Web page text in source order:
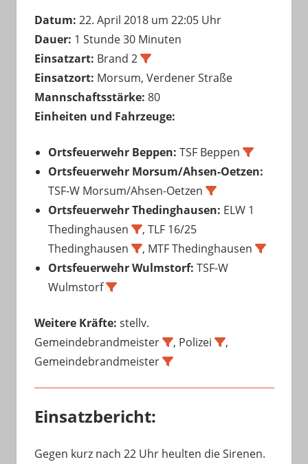
Datum: 22. April 2018 um 22:05 Uhr
Dauer: 1 Stunde 30 Minuten
Einsatzart: Brand 2
Einsatzort: Morsum, Verdener Straße
Mannschaftsstärke: 80
Einheiten und Fahrzeuge:
Ortsfeuerwehr Beppen: TSF Beppen
Ortsfeuerwehr Morsum/Ahsen-Oetzen:
TSF-W Morsum/Ahsen-Oetzen
Ortsfeuerwehr Thedinghausen: ELW 1
Thedinghausen
, TLF 16/25
Thedinghausen
, MTF Thedinghausen
Ortsfeuerwehr Wulmstorf: TSF-W
Wulmstorf
Weitere Kräfte: stellv.
Gemeindebrandmeister
, Polizei
,
Gemeindebrandmeister
Einsatzbericht:
Gegen kurz nach 22 Uhr heulten die Sirenen.